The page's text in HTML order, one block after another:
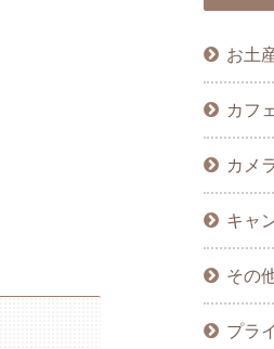
お土
カフェ
カメ
キャ
その
プラ